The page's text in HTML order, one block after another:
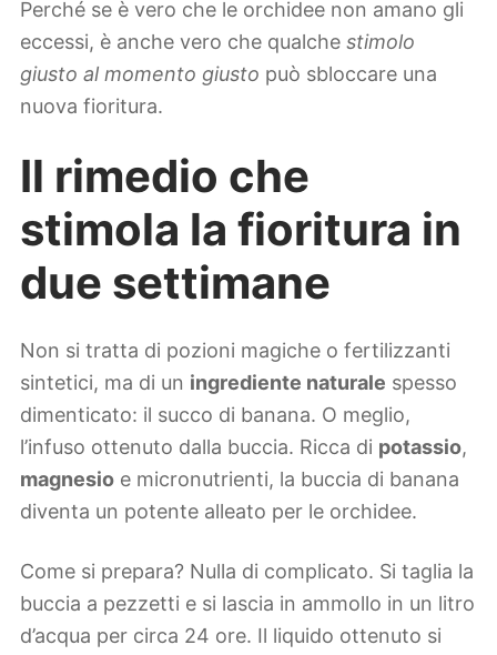
Perché se è vero che le orchidee non amano gli
eccessi, è anche vero che qualche stimolo
giusto al momento giusto può sbloccare una
nuova fioritura.
Il rimedio che
stimola la fioritura in
due settimane
Non si tratta di pozioni magiche o fertilizzanti
sintetici, ma di un ingrediente naturale spesso
dimenticato: il succo di banana. O meglio,
l’infuso ottenuto dalla buccia. Ricca di potassio,
magnesio e micronutrienti, la buccia di banana
diventa un potente alleato per le orchidee.
Come si prepara? Nulla di complicato. Si taglia la
buccia a pezzetti e si lascia in ammollo in un litro
d’acqua per circa 24 ore. Il liquido ottenuto si